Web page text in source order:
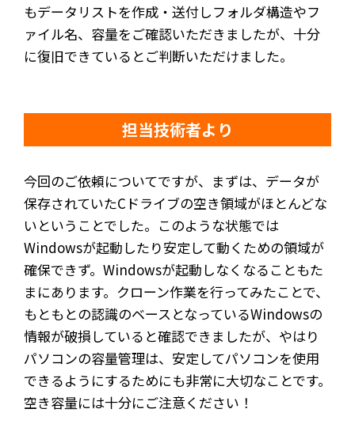
もデータリストを作成・送付しフォルダ構造やフ
ァイル名、容量をご確認いただきましたが、十分
に復旧できているとご判断いただけました。
担当技術者より
今回のご依頼についてですが、まずは、データが
保存されていたCドライブの空き領域がほとんどな
いということでした。このような状態では
Windowsが起動したり安定して動くための領域が
確保できず。Windowsが起動しなくなることもた
まにあります。クローン作業を行ってみたことで、
もともとの認識のベースとなっているWindowsの
情報が破損していると確認できましたが、やはり
パソコンの容量管理は、安定してパソコンを使用
できるようにするためにも非常に大切なことです。
空き容量には十分にご注意ください！